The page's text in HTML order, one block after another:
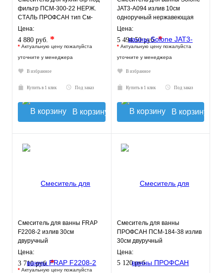
фильтр ПСМ-300-22 НЕРЖ.
СТАЛЬ ПРОФСАН тип См-
МОЦБА Гарантия 5 лет!
Цена:
4 880 руб. *
* Актуальную цену пожалуйста
уточните у менеджера
В избранное
Купить в 1 клик Под заказ
В корзину
JAT3-A094 излив 10см
одноручный нержавеющая
сталь
Цена:
5 494.50 руб.*
* Актуальную цену пожалуйста
уточните у менеджера
В избранное
Купить в 1 клик Под заказ
В корзину
Смеситель для ванны FRAP
F2208-2 излив 30см
двуручный
Цена:
3 710 руб.*
* Актуальную цену пожалуйста
Смеситель для ванны
ПРОФСАН ПСМ-184-38 излив
30см двуручный
Цена:
5 120 руб.